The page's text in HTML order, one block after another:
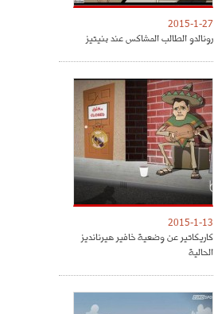
2015-1-27
رونالدو الطالب المشاكس عند بنيتيز
2015-1-13
كاريكاتير عن وضعية خافير هيرنانديز
الحالية